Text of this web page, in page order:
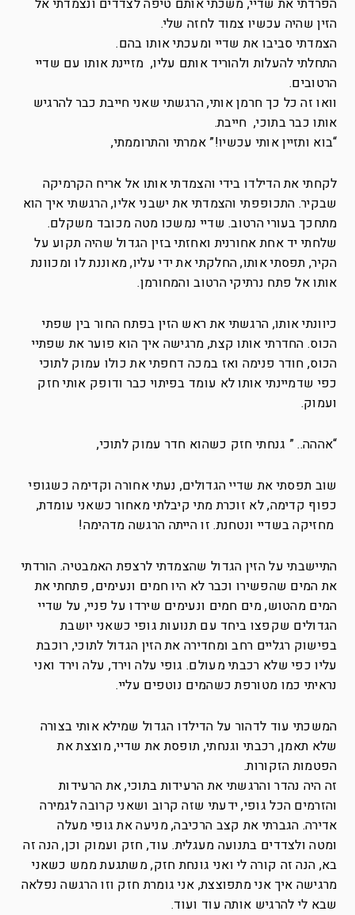
הפרדתי את שדיי, משכתי אותם טיפה לצדדים ונצמדתי אל
הזין שהיה עכשיו צמוד לחזה שלי.
הצמדתי סביבו את שדיי ומעכתי אותו בהם.
התחלתי להעלות ולהוריד אותם עליו, מזיינת אותו עם שדיי
הרטובים.
וואו זה כל כך חרמן אותי, הרגשתי שאני חייבת כבר להרגיש
אותו כבר בתוכי, חייבת.
“בוא ותזיין אותי עכשיו!” אמרתי והתרוממתי,
לקחתי את הדילדו בידי והצמדתי אותו אל אריח הקרמיקה
שבקיר. התכופפתי והצמדתי את ישבני אליו, הרגשתי איך הוא
מתחכך בעורי הרטוב. שדיי נמשכו מטה מכובד משקלם.
שלחתי יד אחת אחורנית ואחזתי בזין הגדול שהיה תקוע על
הקיר, תפסתי אותו, החלקתי את ידי עליו, מאוננת לו ומכוונת
אותו אל פתח נרתיקי הרטוב והמחורמן.
כיוונתי אותו, הרגשתי את ראש הזין בפתח החור בין שפתי
הכוס. החדרתי אותו קצת, מרגישה איך הוא פוער את שפתיי
הכוס, חודר פנימה ואז במכה דחפתי את כולו עמוק לתוכי
כפי שדמיינתי אותו לא עומד בפיתוי כבר ודופק אותי חזק
ועמוק.
“אההה.. ” גנחתי חזק כשהוא חדר עמוק לתוכי,
שוב תפסתי את שדיי הגדולים, נעתי אחורה וקדימה כשגופי
כפוף קדימה, לא זוכרת מתי קיבלתי מאחור כשאני עומדת,
מחזיקה בשדיי ונטחנת. זו הייתה הרגשה מדהימה!
התיישבתי על הזין הגדול שהצמדתי לרצפת האמבטיה. הורדתי
את המים שהפשירו וכבר לא היו חמים ונעימים, פתחתי את
המים מהטוש, מים חמים ונעימים שירדו על פניי, על שדיי
הגדולים שקפצו ביחד עם תנועות גופי כשאני יושבת
בפישוק רגליים רחב ומחדירה את הזין הגדול לתוכי, רוכבת
עליו כפי שלא רכבתי מעולם. גופי עלה וירד, עלה וירד ואני
נראיתי כמו מטורפת כשהמים נוטפים עליי.
המשכתי עוד לדהור על הדילדו הגדול שמילא אותי בצורה
שלא תאמן, רכבתי וגנחתי, תופסת את שדיי, מוצצת את
הפטמות הזקורות.
זה היה נהדר והרגשתי את הרעידות בתוכי, את הרעידות
והזרמים הכל גופי, ידעתי שזה קרוב ושאני קרובה לגמירה
אדירה. הגברתי את קצב הרכיבה, מניעה את גופי מעלה
ומטה ולצדדים בתנועה מעגלית. עוד, חזק ועמוק וכן, הנה זה
בא, הנה זה קורה לי ואני גונחת חזק, משתגעת ממש כשאני
מרגישה איך אני מתפוצצת, אני גומרת חזק וזו הרגשה נפלאה
שבא לי להרגיש אותה עוד ועוד.